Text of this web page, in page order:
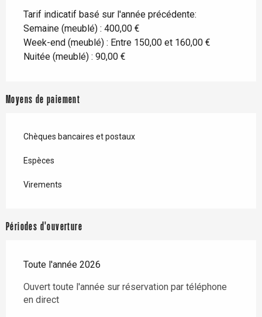
Tarif indicatif basé sur l'année précédente:
Semaine (meublé) : 400,00 €
Week-end (meublé) : Entre 150,00 et 160,00 €
Nuitée (meublé) : 90,00 €
Moyens de paiement
Chèques bancaires et postaux
Espèces
Virements
Périodes d'ouverture
Toute l'année 2026
Ouvert toute l'année sur réservation par téléphone
en direct